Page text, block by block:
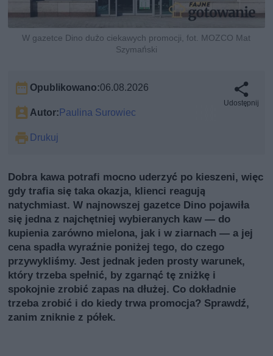
W gazetce Dino dużo ciekawych promocji, fot. MOZCO Mat
Szymański
Opublikowano:06.08.2026
Autor: Paulina Surowiec
Drukuj
Udostępnij
Dobra kawa potrafi mocno uderzyć po kieszeni, więc
gdy trafia się taka okazja, klienci reagują
natychmiast. W najnowszej gazetce Dino pojawiła
się jedna z najchętniej wybieranych kaw — do
kupienia zarówno mielona, jak i w ziarnach — a jej
cena spadła wyraźnie poniżej tego, do czego
przywykliśmy. Jest jednak jeden prosty warunek,
który trzeba spełnić, by zgarnąć tę zniżkę i
spokojnie zrobić zapas na dłużej. Co dokładnie
trzeba zrobić i do kiedy trwa promocja? Sprawdź,
zanim zniknie z półek.